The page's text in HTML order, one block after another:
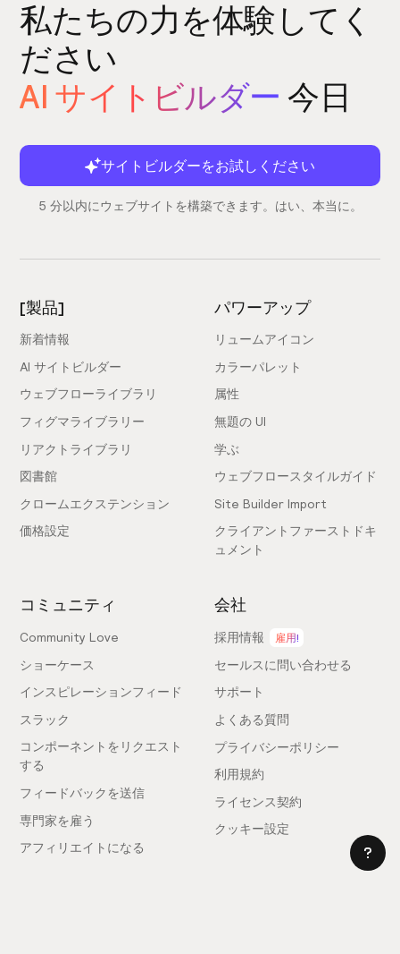
私たちの力を体験してく
ださい
AI サイトビルダー 今日
サイトビルダーをお試しください
5 分以内にウェブサイトを構築できます。はい、本当に。
[製品]
新着情報
AI サイトビルダー
ウェブフローライブラリ
フィグマライブラリー
リアクトライブラリ
図書館
クロームエクステンション
価格設定
パワーアップ
リュームアイコン
カラーパレット
属性
無題の UI
学ぶ
ウェブフロースタイルガイド
Site Builder Import
クライアントファーストドキ
ュメント
コミュニティ
Community Love
ショーケース
インスピレーションフィード
スラック
コンポーネントをリクエスト
する
フィードバックを送信
専門家を雇う
アフィリエイトになる
会社
採用情報 雇用!
セールスに問い合わせる
サポート
よくある質問
プライバシーポリシー
利用規約
ライセンス契約
クッキー設定